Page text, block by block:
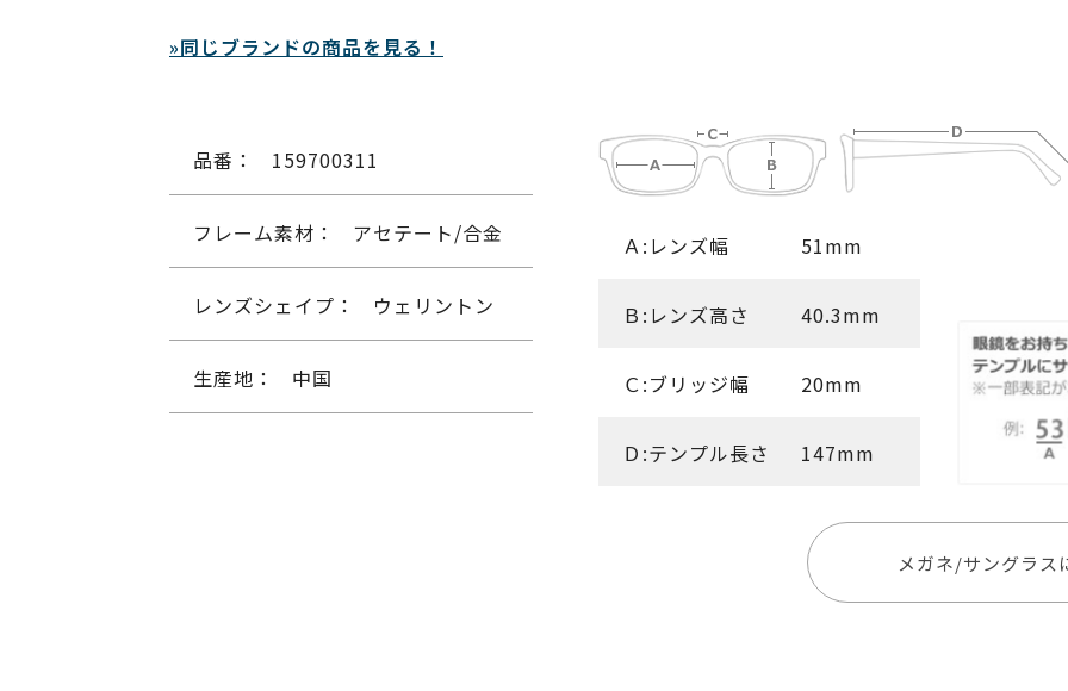
»同じブランドの商品を見る！
品番： 159700311
フレーム素材： アセテート/合金
レンズシェイプ： ウェリントン
生産地： 中国
Ａ:レンズ幅 51mm
Ｂ:レンズ高さ 40.3mm
Ｃ:ブリッジ幅 20mm
Ｄ:テンプル長さ 147mm
メガネ/サングラス